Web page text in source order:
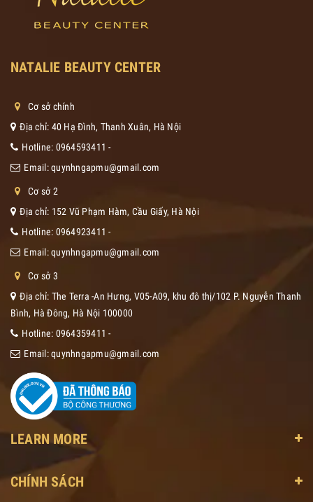
NATALIE BEAUTY CENTER
Cơ sở chính
Địa chỉ: 40 Hạ Đình, Thanh Xuân, Hà Nội
Hotline: 0964593411 -
Email:quynhngapmu@gmail.com
Cơ sở 2
Địa chỉ: 152 Vũ Phạm Hàm, Cầu Giấy, Hà Nội
Hotline: 0964923411 -
Email:quynhngapmu@gmail.com
Cơ sở 3
Địa chỉ: The Terra -An Hưng, V05-A09, khu đô thị/102 P. Nguyễn Thanh
Bình, Hà Đông, Hà Nội 100000
Hotline: 0964359411 -
Email:quynhngapmu@gmail.com
LEARN MORE
CHÍNH SÁCH